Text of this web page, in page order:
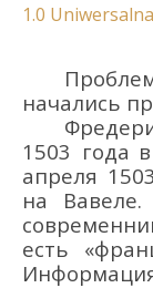
1.0 Uniwersalna
П
начались
1503 года
апреля
на Вавеле.
есть «
И